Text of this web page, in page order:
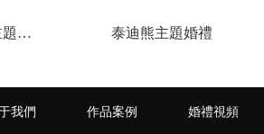
愛麗絲夢游仙境主題婚禮 泰迪熊主題婚禮
我們 作品案例 婚禮視頻